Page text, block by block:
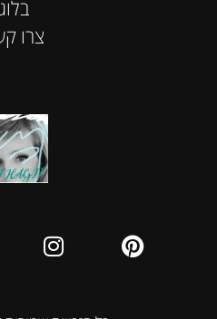
בלוג
צרו